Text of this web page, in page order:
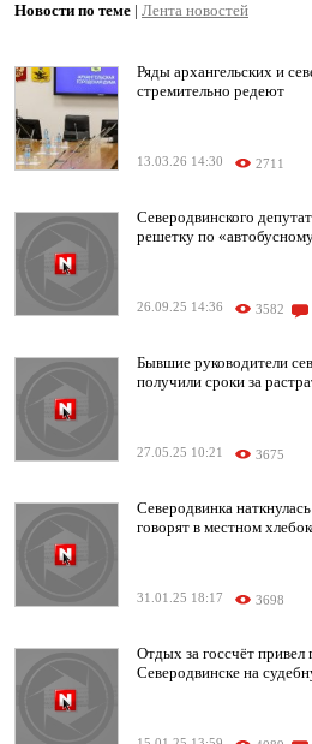
Новости по теме | Лента новостей
Ряды архангельских и
стремительно редеют
13.03.26 14:30 2711
Северодвинского
решетку по
26.09.25 14:36 3582
Бывшие руководители
получили сроки за
27.05.25 10:21 3675
Северодвинка
говорят в местном
31.01.25 18:17 3698
Отдых за госсчёт привел
Северодвинске на